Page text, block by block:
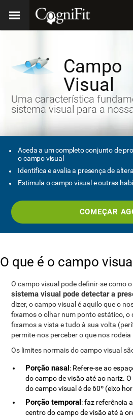
Campo
Visual
Uma característica
sistema visual para a
Aceda a um completo conjunto de
o campo visual
Identifica e avalia a presença de
Estimula o campo visual e outras
COMEÇAR
O que é o campo
O campo visual pode definir-se como
sistema visual pode detectar a
dizer, o campo visual é aquilo que o
fixamos o olhar num ponto estático, o
fixamos a vista e tudo à sua volta
permite-nos perceber o que nos rodeia
Os limites normais do campo visual
Porção nasal: Refere-se ao
do campo de visão até ao nariz.
do campo visual é de 60º (eixo
Porção temporal: faz referência
centro do campo de visão até à